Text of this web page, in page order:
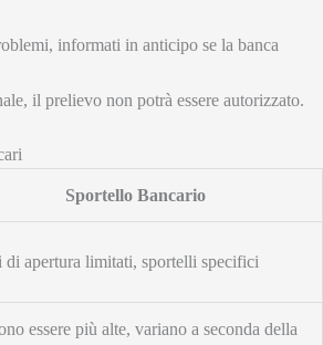
informati in anticipo se la banca
il prelievo non potrà essere autorizzato.
Sportello Bancario
di apertura limitati, sportelli specifici
essere più alte, variano a seconda della